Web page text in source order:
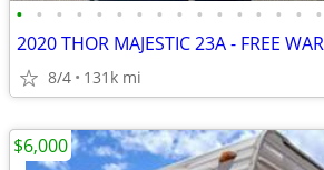
• • • • • • • • • • • • • • • •
8/4 131k mi
$6,000